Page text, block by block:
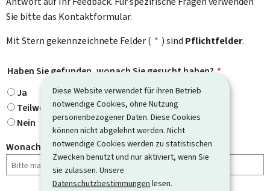
Diese Website verwendet für ihren Betrieb
notwendige Cookies, ohne Nutzung
personenbezogener Daten. Diese Cookies
können nicht abgelehnt werden. Nicht
notwendige Cookies werden zu statistischen
Zwecken benutzt und nur aktiviert, wenn Sie
sie zulassen. Unsere
Datenschutzbestimmungen lesen.
Sie bitte das Kontaktformular.
Mit Stern gekennzeichnete Felder ( * ) sind Pflichtfelder.
Haben Sie gefunden, wonach Sie gesucht haben? *
Ja
Teilweise
Nein
Wonach haben Sie gesucht?